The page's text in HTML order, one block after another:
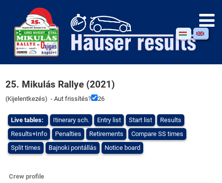
25. Mikulás Rallye (2021)
(Kijelentkezés) - Aut frissítés? 26
Live tables: Itinerary sch. Entry list Start list
Results
Results+Info
Penalties Retirements
Compare SS times
Split times
Bajnoki pontállás Notice board
Crew profile